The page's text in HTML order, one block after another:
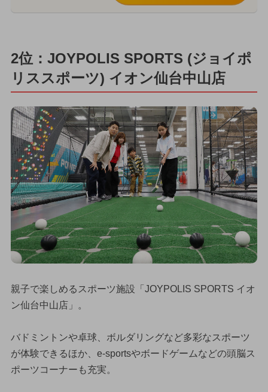
2位：JOYPOLIS SPORTS (ジョイポ
リススポーツ) イオン仙台中山店
親子で楽しめるスポーツ施設「JOYPOLIS SPORTS イオ
ン仙台中山店」。
バドミントンや卓球、ボルダリングなど多彩なスポーツ
が体験できるほか、e-sportsやボードゲームなどの頭脳ス
ポーツコーナーも充実。